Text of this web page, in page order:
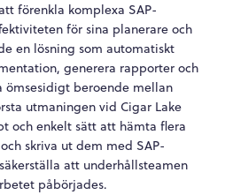
förenkla komplexa SAP-
för sina planerare och
en lösning som automatiskt
generera rapporter och
beroende mellan
utmaningen vid Cigar Lake
och enkelt sätt att hämta flera
skriva ut dem med SAP-
att underhållsteamen
påbörjades.